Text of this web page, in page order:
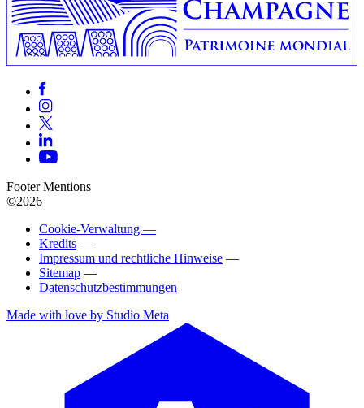
Footer Mentions
©2026
Cookie-Verwaltung —
Kredits —
Impressum und rechtliche Hinweise —
Sitemap —
Datenschutzbestimmungen
Made with love by Studio Meta